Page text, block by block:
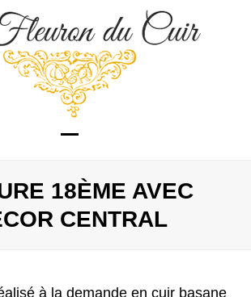
mobile
menu
mobile
menu
18ÈME AVEC
CENTRAL
à la demande en cuir basane